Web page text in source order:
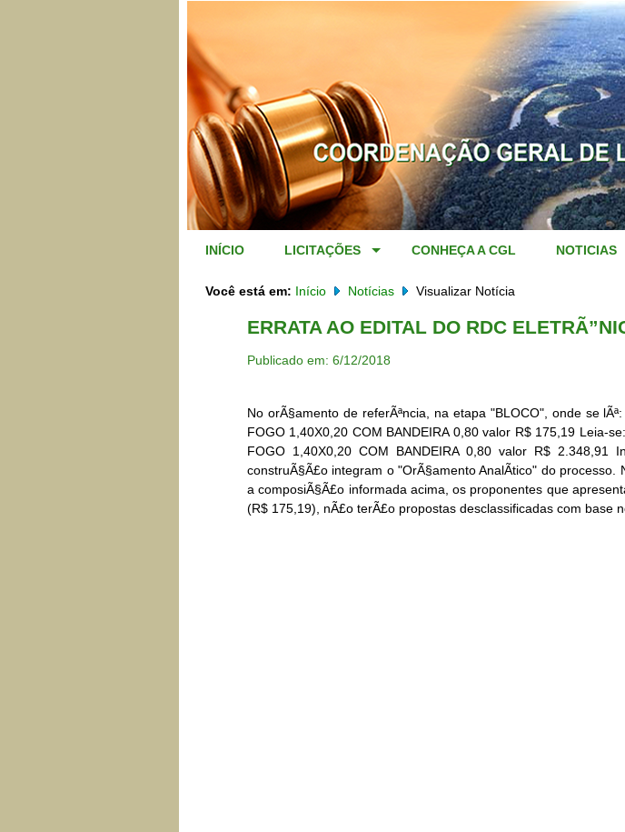
INÍCIO LICITAÇÕES CONHEÇA A CGL NOTICIAS
Você está em: Início Notícias Visualizar Notícia
ERRATA AO EDITAL DO RDC
Publicado em: 6/12/2018
No orÃ§amento de referÃªncia, na etapa "BLOCO", onde se
FOGO 1,40X0,20 COM BANDEIRA 0,80 valor R$ 175,19 Leia-
FOGO 1,40X0,20 COM BANDEIRA 0,80 valor R$ 2.348,91
construÃ§Ã£o integram o "OrÃ§amento AnalÃ­tico" do
a composiÃ§Ã£o informada acima, os proponentes que
(R$ 175,19), nÃ£o terÃ£o propostas desclassificadas com base